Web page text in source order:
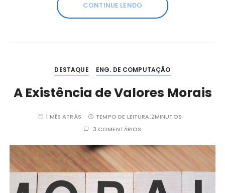
CONTINUE LENDO
DESTAQUE ENG. DE COMPUTAÇÃO
A Existência de Valores Morais
1 MÊS ATRÁS TEMPO DE LEITURA:2MINUTOS
3 COMENTÁRIOS